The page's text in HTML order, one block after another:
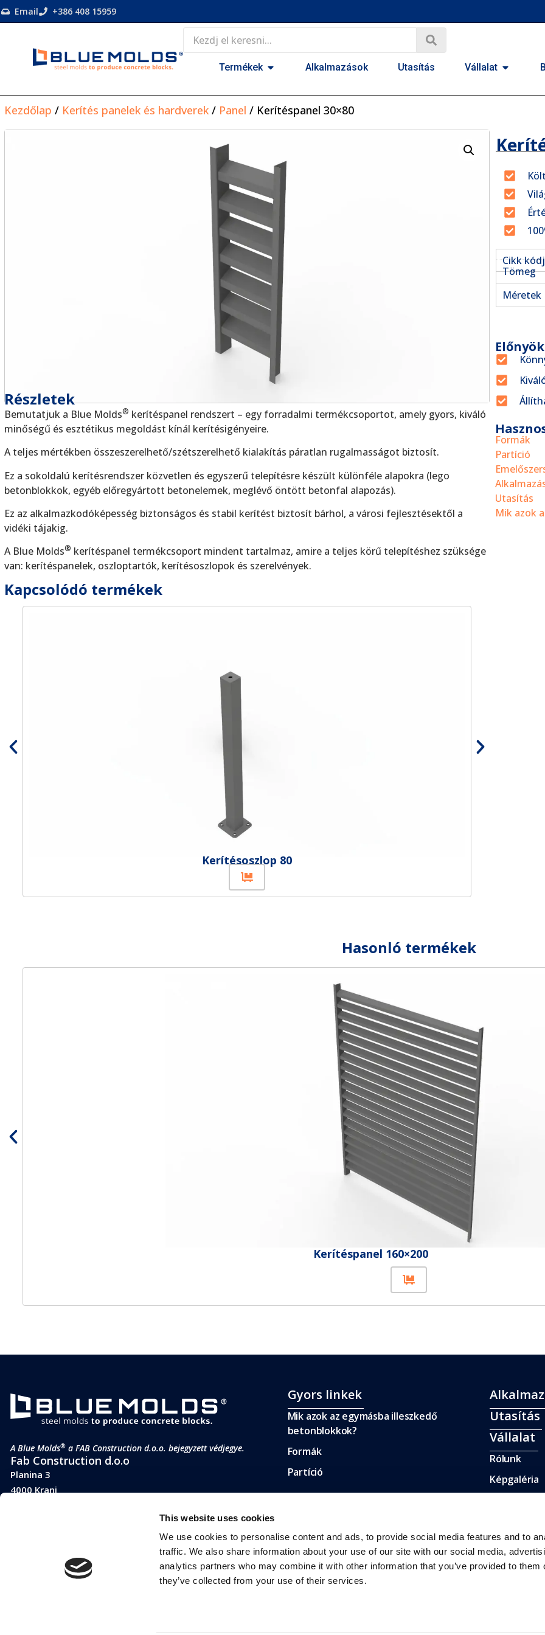
This website uses cookies
We use cookies to personalise content and ads, to provide social media features and to
traffic. We also share information about your use of our site with our social media,
analytics partners who may combine it with other information that you’ve provided to them
they’ve collected from your use of their services.
Email +386 408 15959
Termékek Alkalmazások Utasítás Vállalat
Kezdőlap / Kerítés panelek és hardverek / Panel / Kerítéspanel 30×80
Részletek
Bemutatjuk a Blue Molds® kerítéspanel rendszert – egy forradalmi termékcsoportot, amely gyors, kiváló
minőségű és esztétikus megoldást kínál kerítésigényeire.
A teljes mértékben összeszerelhető/szétszerelhető kialakítás páratlan rugalmasságot biztosít.
Ez a sokoldalú kerítésrendszer közvetlen és egyszerű telepítésre készült különféle alapokra (lego
betonblokkok, egyéb előregyártott betonelemek, meglévő öntött betonfal alapozás).
Ez az alkalmazkodóképesség biztonságos és stabil kerítést biztosít bárhol, a városi fejlesztésektől a
vidéki tájakig.
A Blue Molds® kerítéspanel termékcsoport mindent tartalmaz, amire a teljes körű telepítéshez szüksége
van: kerítéspanelek, oszloptartók, kerítésoszlopok és szerelvények.
Kapcsolódó termékek
Kerítésoszlop 80
Cikk
Tömeg
Méretek
Előnyök
Formák
Partíció
Utasítás
Mik azok
Hasonló termékek
Kerítéspanel 160×200
A Blue Molds® a FAB Construction d.o.o. bejegyzett védjegye.
Fab Construction d.o.o
Planina 3
4000 Kranj
Gyors linkek
Mik azok az egymásba illeszkedő
betonblokkok?
Formák
Partíció
Utasítás
Vállalat
Rólunk
Képgaléria